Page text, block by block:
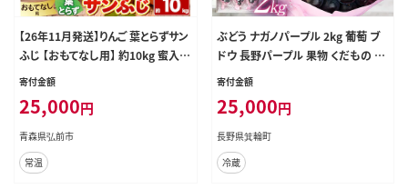
【26年11月発送】りんご 葉とらずサン
ふじ 【おもてなし用】 約10kg 蜜入り
平均糖度13度以上 青森県産 [りんご
ンふじ おもてなし用 果物 フルーツ
くだもの おいしい 美味 甘い 青森県
弘前市 日本農業]
寄付金額
25,000円
青森県弘前市
常温
ぶどう ナガノパープル 2kg 葡萄 ブ
ドウ 長野パープル 果物 くだもの フ
ルーツ 旬の果物 旬のフルーツ 信州
寄付金額
25,000円
長野県箕輪町
冷蔵